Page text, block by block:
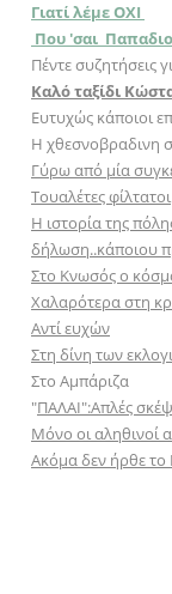
Γιατί λέμε ΟΧΙ
Που 'σαι
Πέντε συζητήσεις
Καλό ταξίδι
Ευτυχώς κάποιοι
Η χθεσνοβραδινη
Γύρω από μία
Τουαλέτες φίλτατοι
Η ιστορία της
δήλωση..κάποιου
Στο Κνωσός ο
Χαλαρότερα στη
Αντί ευχών
Στη δίνη των
Στο Αμπάριζα
"ΠΑΛΑΙ":Απλές
Μόνο οι αληθινοί
Ακόμα δεν ήρθε το